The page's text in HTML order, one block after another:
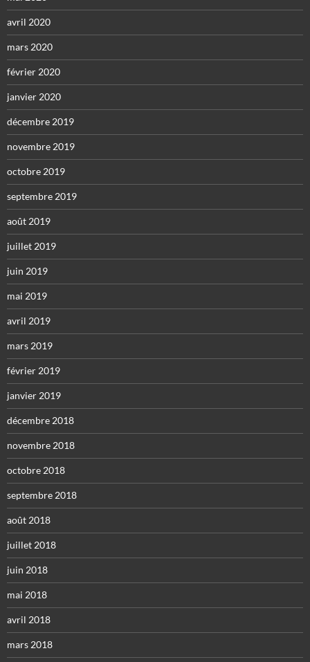
avril 2020
mars 2020
février 2020
janvier 2020
décembre 2019
novembre 2019
octobre 2019
septembre 2019
août 2019
juillet 2019
juin 2019
mai 2019
avril 2019
mars 2019
février 2019
janvier 2019
décembre 2018
novembre 2018
octobre 2018
septembre 2018
août 2018
juillet 2018
juin 2018
mai 2018
avril 2018
mars 2018